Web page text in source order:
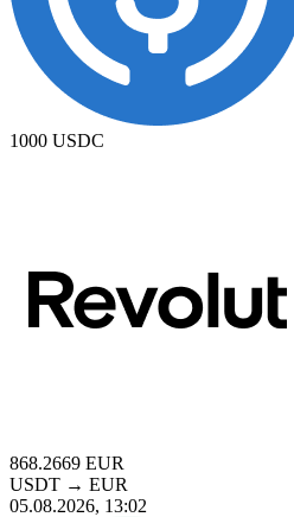
1000 USDC
868.2669 EUR
USDT → EUR
05.08.2026, 13:02